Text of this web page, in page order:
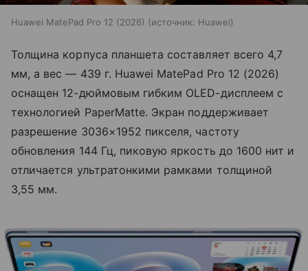
Huawei MatePad Pro 12 (2026) источник: Huawei
Толщина корпуса планшета составляет всего 4,7
мм, а вес — 439 г. Huawei MatePad Pro 12 (2026)
оснащен 12-дюймовым гибким OLED-дисплеем с
технологией PaperMatte. Экран поддерживает
разрешение 3036×1952 пикселя, частоту
обновления 144 Гц, пиковую яркость до 1600 нит и
отличается ультратонкими рамками толщиной
3,55 мм.